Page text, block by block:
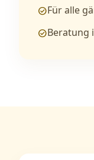
check_circleFür alle
check_circleBeratung